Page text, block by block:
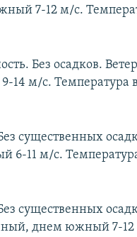
7-12 м/с.
Без осадков.
м/с. Температура
существенных
6-11 м/с.
существенных
днем южный 7-